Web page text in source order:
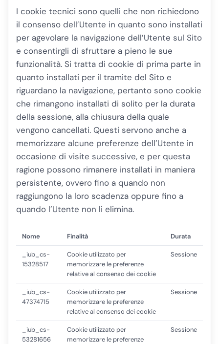
I cookie tecnici sono quelli che non richiedono
il consenso dell’Utente in quanto sono installati
per agevolare la navigazione dell’Utente sul Sito
e consentirgli di sfruttare a pieno le sue
funzionalità. Si tratta di cookie di prima parte in
quanto installati per il tramite del Sito e
riguardano la navigazione, pertanto sono cookie
che rimangono installati di solito per la durata
della sessione, alla chiusura della quale
vengono cancellati. Questi servono anche a
memorizzare alcune preferenze dell’Utente in
occasione di visite successive, e per questa
ragione possono rimanere installati in maniera
persistente, ovvero fino a quando non
raggiungono la loro scadenza oppure fino a
quando l’Utente non li elimina.
Nome Finalità Durata
_iub_cs-
15328517
Cookie utilizzato per
memorizzare le preferenze
relative al consenso dei cookie
Sessione
_iub_cs-
47374715
Cookie utilizzato per
memorizzare le preferenze
relative al consenso dei cookie
Sessione
_iub_cs-
53281656
Cookie utilizzato per
memorizzare le preferenze
Sessione